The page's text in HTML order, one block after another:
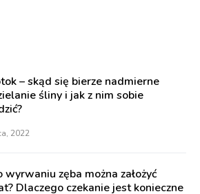
– skąd się bierze nadmierne
śliny i jak z nim sobie
2022
wyrwaniu zęba można założyć
Dlaczego czekanie jest konieczne